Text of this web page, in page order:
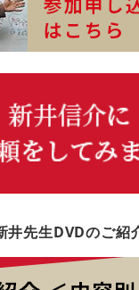
井先生DVDのご紹